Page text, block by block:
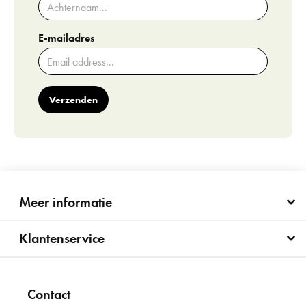
E-mailadres
Verzenden
Meer informatie
Klantenservice
Contact